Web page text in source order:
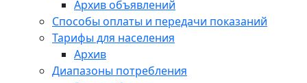
Архив объявлений
Способы оплаты и передачи показаний
Тарифы для населения
Архив
Диапазоны потребления